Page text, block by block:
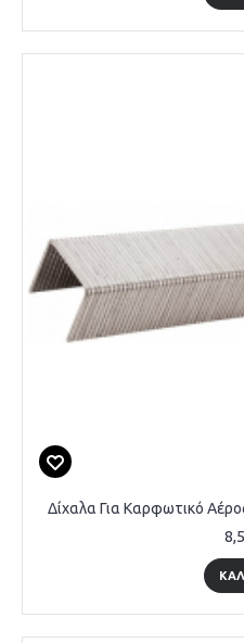
Δίχαλα Για Καρφωτικό